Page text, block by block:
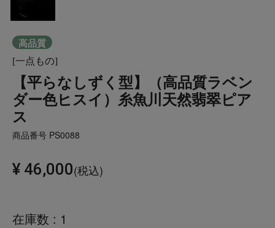
高品質
[一点もの]
【平らなしずく型】（高品質ラベン
ダー色ヒスイ）糸魚川天然翡翠ピア
ス
商品番号 PS0088
¥ 46,000 税込
在庫数 1